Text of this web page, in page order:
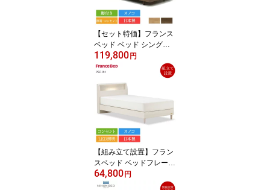
【セット特価】フランス
ベッド ベッド シングル
PR70-06C 脚付き TW-01
0α | 正規品 ベッド マッ
トレス付き マットレスセ
ット フレームマットレス
セット ベッドセット シ
ングルベッド 日本製 国
産 すのこ 70周年 宮 棚
コンセント 照明
119,800円
【組み立て設置】フラン
スベッド ベッドフレーム
シングル PSC-194 脚付
き | 正規品 ベッド シング
64,800円